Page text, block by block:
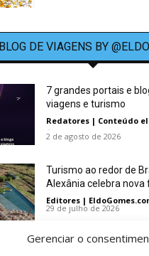
Gerenciar o
BLOG DE VIAGENS BY
7 grandes portais e
viagens e turismo
Redatores | Conteúdo
-
2 de agosto de 2026
Turismo ao redor de
Alexânia celebra nova
Editores |
29 de julho de 2026
30 pontos turísticos